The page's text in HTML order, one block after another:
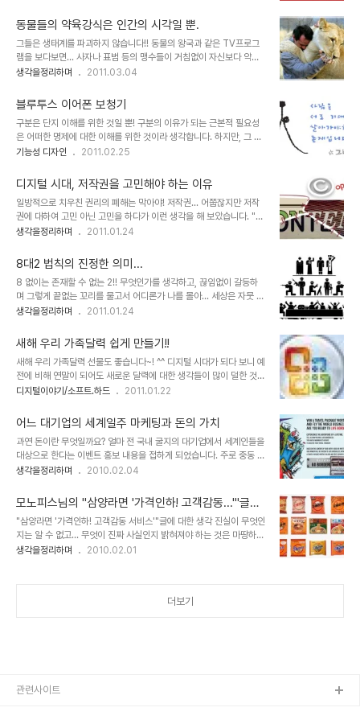
자신이 보는 시각과 ..
가 아닌 진정어린 동기부여에 대한 자신의 경험을 진솔하게 전달하는
것이라서 더더욱. 정보가 넘쳐나는 시대에 살고 있습니다. 그만큼 해야
할 것도 많고 하고 싶은 건 더더욱 많을 수 밖에 없습니다. 하지만 어느
것 하나 쉬운 것이 없습니다. 시간은 자꾸만 흘러가고 나이만 들어갑니
다. 그래도 다행인 건 정보가 넘쳐나는 만큼 나에게 알맞은 정보를 찾
까지 해 낼 수 있는 환경이라..
동물들의 약육강식은 인간의 시각일 뿐.
그들은 생태계를 파괴하지 않습니다!! 동물의 왕국과 같은 TV프로그
램을 보다보면... 사자나 표범 등의 맹수들이 거침없이 자신보다 약한
동물들을 사납고 포악하게 잡아먹는 모습을 볼 수 있습니다. 매번 보게
생각했습니다. 그러나 언젠가 그 맹수라는 이름과 그 모습은 사람들의
시각적 기준에서 만들어진 것이며, 그들은 결코 맹수만은 아니라는 사
실을 알게되었습니다. 그들이 맹수로만 불린 이유는 이기적인 인간의
눈 때문입니다. 뭐 눈에는 뭐만 보인다고 해야 할까요? 그렇습니다. 맹
목적이고 수단과 뒤바뀐 사냥을 그들은 하지 않습니다. 그들의 행위는
유지되는 그 보이지 않는 법칙에 따..
생각을정리하며 2011.03.04
블루투스 이어폰 보청기
구분은 단지 이해를 위한 것일 뿐! 구분의 이유가 되는 근본적 필요성
은 어떠한 명제에 대한 이해를 위한 것이라 생각합니다. 하지만, 그 구
분이 왜곡되어 나와 너가 서로 다른 존재가 되도록 하는 부작용을 낳
다. 이러한 이야기를 디자인 관련 포스팅에서 언급한 이유는, -그 카테
고리 역시 구분이 목적이 아닌 단지 필요에 의한 것일 뿐이기도 하기에
어떤 이야기든 연관이 있다면 할 수 있는 것이라 생각하여...- 사람들
이 좋아하는 기호 내지 각기 지닌 서로 다른 장단점 이랄까요?... 또는
잘하는 것과 못하는 것... 아니면, 일반적인것과 특수한것... 등등의 이
인적으로 장애라는 말을..
기능성 디자인 2011.02.25
디지털 시대, 저작권을 고민해야 하는 이유
일방적으로 치우친 권리의 폐해는 막아야! 저작권... 어쭙잖지만 저작
권에 대하여 고민 아닌 고민을 하다가 이런 생각을 해 보았습니다. "어
떠한 권리가 한쪽으로 치우쳤을 땐 반드시 문제가 발생하기 마련이
에 이르렀다고 봅니다. 물론 현재, 어떤 누구라도 이 디지털 시대의 저
작권에 대하여 명쾌한 답을 내놓긴 어려울 것이라 생각합니다. 뭐, 혼
자라면 어떤 특정한 방법을 포함하여 어떤 주장이든 펼칠 수는 있겠지
만... ▲ Illustration by Minh Uong/The New York Times
Published: March 1, 2009 음악이나, 책, 글 그림 등등... 이러한
생각을정리하며 2011.01.24
8대2 법칙의 진정한 의미...
8 없이는 존재할 수 없는 2!! 무엇인가를 생각하고, 끊임없이 갈등하
며 그렇게 끝없는 꼬리를 물고서 어디론가 나를 몰아... 세상은 자뭇 바
쁘게 보이고, 무엇인가 대단히 중요한 것 같아 보이지만 어찌보면 지금
놓고만 있어 보입니다. 권력과 부라고 하는 두가지 자본주의가 지닌 상
징의 상호적 상관관계는 과거, 권력으로부터 부를 만드는 토대인줄 알
았고, 또 역시 실제로 그러했지만, 현재를 살아가는 우리들에게 더이상
그 권력은 부를 앞선 힘은 못되는 것 같습니다. 결국 권력과 부의 자리
는 바뀌었다고 보아야 할 듯 합니다. 부에 의해 만들어진 권력이 발휘
니다. 조정래 선생님의 소설..
생각을정리하며 2011.01.24
새해 우리 가족달력 쉽게 만들기!!
새해 우리 가족달력 선물도 좋습니다~! ^^ 디지털 시대가 되다 보니 예
전에 비해 연말이 되어도 새로운 달력에 대한 생각들이 많이 덜한 것은
사실입니다. 하지만, 노무현 대통령 기념 달력이라던지, 무한도전 등
는 적지 않아 보입니다. 또한 예전과는 다르게 나만의 달력이랄까요?
색다른 멋과 재미를 가지고 새해 달력을 만들고자 하는 마음들은 과거
보다 더하지 않나 생각됩니다. 그래서 요즘은 달력도 맞춤형으로 제작
해주는 곳들이 많이 있지요. 하지만 이렇게 별도의 돈을 들이는 것 말
고 직접 달력을 만들어 가족 친지들에게 작은 선물로 나누어 주는 것도
이 우선 어렵지 않을까 생각을..
디지털이야기/소프트.하드 2011.01.22
어느 대기업의 세계일주 마케팅과 돈의 가치
과연 돈이란 무엇일까요? 얼마 전 국내 굴지의 대기업에서 세계인들을
대상으로 한다는 이벤트 홍보 내용을 접하게 되었습니다. 주로 중동 쪽
에 촛점이 맞춰진 듯 보였지만... 이벤트의 골자는, "80일간 세계 여행
UCC 동영상을 제작하여 해당 이벤트 웹사이트에 등록을 하면, 참여
한 사람 중 6명을 선발해서 우리 돈으로 약 1억 원의 여행경비와 80
일간 탑승 횟수에 관계없이 어디서든 자유롭게 비행기를 탈 수 있는...
그것도 비즈니스석의 항공권을 지원한다는 겁니다. ▲ 세계일주 이벤
트 홍보 이미지 이벤트의 내용은 쥘 베른의 소설 80일간의 세계일주
생각을정리하며 2010.02.04
모노피스님의 "삼양라면 '가격인하! 고객감동...'"글에
대한 생각
"삼양라면 '가격인하! 고객감동 서비스'"글에 대한 생각 진실이 무엇인
지는 알 수 없고... 무엇이 진짜 사실인지 밝혀져야 하는 것은 마땅하지
만, -문득 엑스파일의 멀더 목소리도 들리는 듯합니다. 에구구 TV가
생각해 보아야 하지 않을까 합니다.- 농심을 좋아해서도 아니고 삼양
생각을정리하며 2010.02.01
더보기
관련사이트